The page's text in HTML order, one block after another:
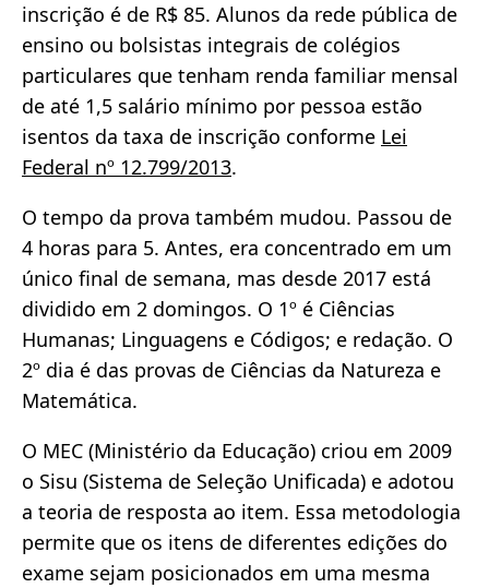
inscrição é de R$ 85. Alunos da rede pública de
ensino ou bolsistas integrais de colégios
particulares que tenham renda familiar mensal
de até 1,5 salário mínimo por pessoa estão
isentos da taxa de inscrição conforme Lei
Federal nº 12.799/2013.
O tempo da prova também mudou. Passou de
4 horas para 5. Antes, era concentrado em um
único final de semana, mas desde 2017 está
dividido em 2 domingos. O 1º é Ciências
Humanas; Linguagens e Códigos; e redação. O
2º dia é das provas de Ciências da Natureza e
Matemática.
O MEC (Ministério da Educação) criou em 2009
o Sisu (Sistema de Seleção Unificada) e adotou
a teoria de resposta ao item. Essa metodologia
permite que os itens de diferentes edições do
exame sejam posicionados em uma mesma